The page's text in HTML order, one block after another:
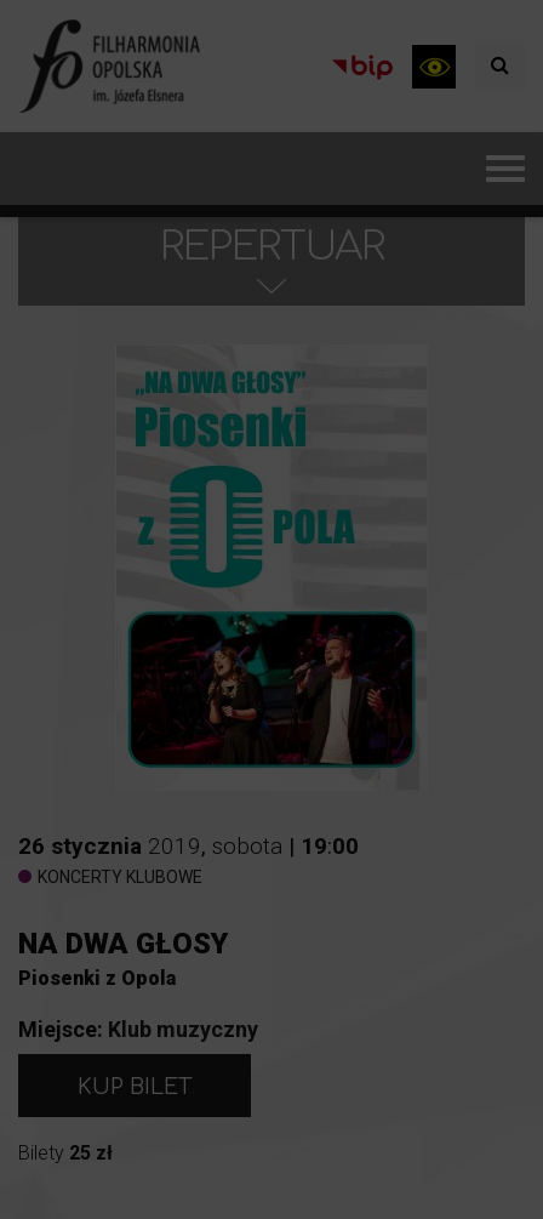
REPERTUAR
26 stycznia 2019, sobota | 19:00
KONCERTY KLUBOWE
NA DWA GŁOSY
Piosenki z Opola
Miejsce: Klub muzyczny
KUP BILET
Bilety 25 zł